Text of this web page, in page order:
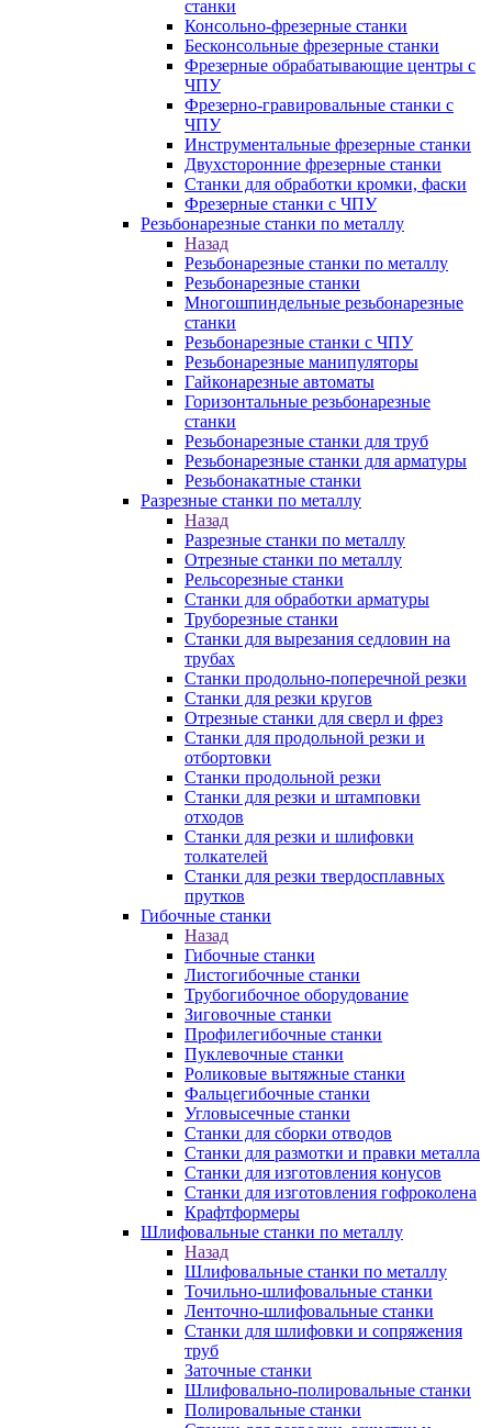
станки
Консольно-фрезерные станки
Бесконсольные фрезерные станки
Фрезерные обрабатывающие центры с
ЧПУ
Фрезерно-гравировальные станки с
ЧПУ
Инструментальные фрезерные станки
Двухсторонние фрезерные станки
Станки для обработки кромки, фаски
Фрезерные станки с ЧПУ
Резьбонарезные станки по металлу
Назад
Резьбонарезные станки по металлу
Резьбонарезные станки
Многошпиндельные резьбонарезные
станки
Резьбонарезные станки с ЧПУ
Резьбонарезные манипуляторы
Гайконарезные автоматы
Горизонтальные резьбонарезные
станки
Резьбонарезные станки для труб
Резьбонарезные станки для арматуры
Резьбонакатные станки
Разрезные станки по металлу
Назад
Разрезные станки по металлу
Отрезные станки по металлу
Рельсорезные станки
Станки для обработки арматуры
Труборезные станки
Станки для вырезания седловин на
трубаx
Станки продольно-поперечной резки
Станки для резки кругов
Отрезные станки для сверл и фрез
Станки для продольной резки и
отбортовки
Станки продольной резки
Станки для резки и штамповки
отходов
Станки для резки и шлифовки
толкателей
Станки для резки твердосплавных
прутков
Гибочные станки
Назад
Гибочные станки
Листогибочные станки
Трубогибочное оборудование
Зиговочные станки
Профилегибочные станки
Пуклевочные станки
Роликовые вытяжные станки
Фальцегибочные станки
Угловысечные станки
Станки для сборки отводов
Станки для размотки и правки металла
Станки для изготовления конусов
Станки для изготовления гофроколена
Крафтформеры
Шлифовальные станки по металлу
Назад
Шлифовальные станки по металлу
Точильно-шлифовальные станки
Ленточно-шлифовальные станки
Станки для шлифовки и сопряжения
труб
Заточные станки
Шлифовально-полировальные станки
Полировальные станки